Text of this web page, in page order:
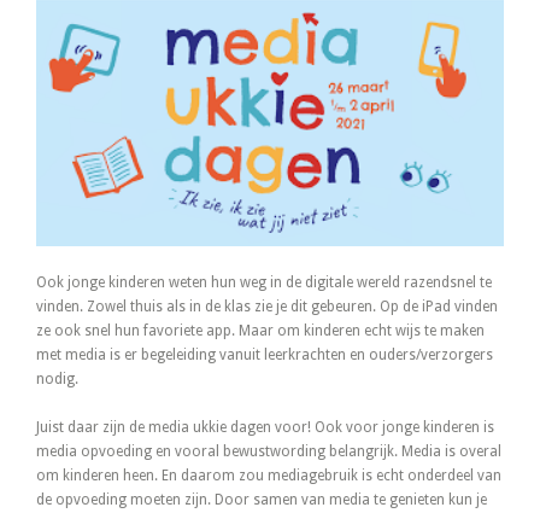
Ook jonge kinderen weten hun weg in de digitale wereld razendsnel te
vinden. Zowel thuis als in de klas zie je dit gebeuren. Op de iPad vinden
ze ook snel hun favoriete app. Maar om kinderen echt wijs te maken
met media is er begeleiding vanuit leerkrachten en ouders/verzorgers
nodig.
Juist daar zijn de media ukkie dagen voor! Ook voor jonge kinderen is
media opvoeding en vooral bewustwording belangrijk. Media is overal
om kinderen heen. En daarom zou mediagebruik is echt onderdeel van
de opvoeding moeten zijn. Door samen van media te genieten kun je